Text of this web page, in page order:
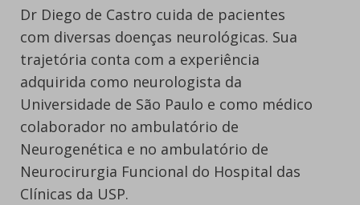
Dr Diego de Castro cuida de pacientes
com diversas doenças neurológicas. Sua
trajetória conta com a experiência
adquirida como neurologista da
Universidade de São Paulo e como médico
colaborador no ambulatório de
Neurogenética e no ambulatório de
Neurocirurgia Funcional do Hospital das
Clínicas da USP.